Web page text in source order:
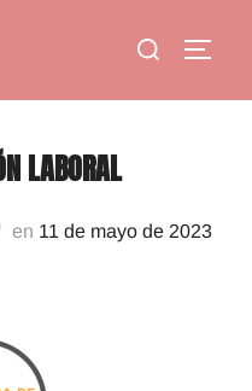
Buscar:
LABORAL
en Publicado
11 de mayo de 2023